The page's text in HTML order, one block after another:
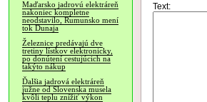
Maďarsko jadrovú elektráreň
nakoniec kompletne
neodstavilo, Rumunsko mení
tok Dunaja
Železnice predávajú dve
tretiny lístkov elektronicky,
po donútení cestujúcich na
takýto nákup
Ďalšia jadrová elektráreň
južne od Slovenska musela
kvôli teplu znížiť výkon
Text: